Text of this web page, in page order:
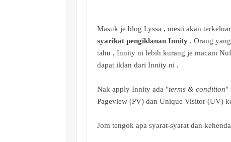
Masuk je blog Lyssa , mesti akan
syarikat pengiklanan Innity . Orang
tahu , Innity ni lebih kurang je macam
dapat iklan dari Innity ni .
Nak apply Innity ada "terms & condition"
Pageview (PV) dan Unique Visitor (UV)
Jom tengok apa syarat-syarat dan